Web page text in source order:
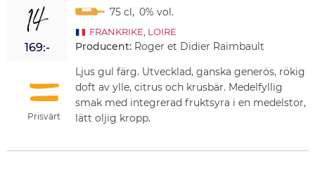
14
169:-
Prisvärt
75 cl, 0% vol.
FRANKRIKE LOIRE
Producent: Roger et Didier Raimbault
Ljus gul färg. Utvecklad, ganska generös, rökig
doft av ylle, citrus och krusbär. Medelfyllig
smak med integrerad fruktsyra i en medelstor,
lätt oljig kropp.